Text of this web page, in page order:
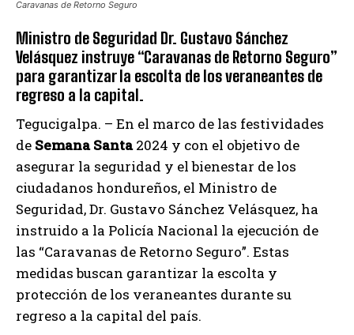
Caravanas de Retorno Seguro
Ministro de Seguridad Dr. Gustavo Sánchez
Velásquez instruye “Caravanas de Retorno Seguro”
para garantizar la escolta de los veraneantes de
regreso a la capital.
Tegucigalpa. – En el marco de las festividades
de Semana Santa2024 y con el objetivo de
asegurar la seguridad y el bienestar de los
ciudadanos hondureños, el Ministro de
Seguridad, Dr. Gustavo Sánchez Velásquez, ha
instruido a la Policía Nacional la ejecución de
las “Caravanas de Retorno Seguro”. Estas
medidas buscan garantizar la escolta y
protección de los veraneantes durante su
regreso a la capital del país.